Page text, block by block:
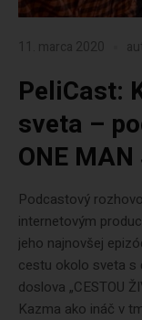
11. marca 2020
PeliCast:
sveta –
ONE MAN
Podcastový
internetovým
jeho najnovšej
cestu okolo sveta s
doslova „CESTOU
Kazma ako ináč v